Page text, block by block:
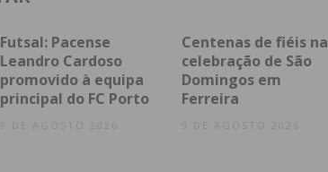
Futsal: Pacense
Leandro Cardoso
promovido à equipa
principal do FC Porto
9 DE AGOSTO 2026
Centenas de fiéis na
celebração de São
Domingos em
Ferreira
9 DE AGOSTO 2026